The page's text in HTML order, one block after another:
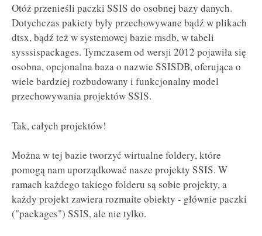
Otóż przenieśli paczki SSIS do osobnej bazy danych.
Dotychczas pakiety były przechowywane bądź w plikach
dtsx, bądź też w systemowej bazie msdb, w tabeli
sysssispackages. Tymczasem od wersji 2012 pojawiła się
osobna, opcjonalna baza o nazwie SSISDB, oferująca o
wiele bardziej rozbudowany i funkcjonalny model
przechowywania projektów SSIS.
Tak, całych projektów!
Można w tej bazie tworzyć wirtualne foldery, które
pomogą nam uporządkować nasze projekty SSIS. W
ramach każdego takiego folderu są sobie projekty, a
każdy projekt zawiera rozmaite obiekty - głównie paczki
("packages") SSIS, ale nie tylko.